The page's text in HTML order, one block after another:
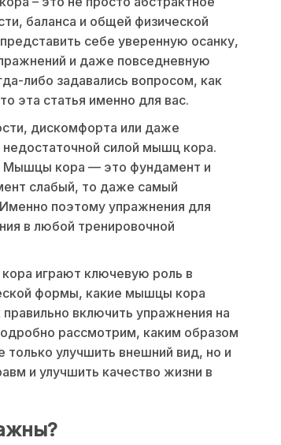
баланса и общей физической
себе уверенную осанку,
и даже повседневную
либо задавались вопросом, как
эта статья именно для вас.
дискомфорта или даже
силой мышц кора.
Мышцы кора — это фундамент и
слабый, то даже самый
поэтому упражнения для
в любой тренировочной
играют ключевую роль в
формы, какие мышцы кора
включить упражнения на
рассмотрим, каким образом
только улучшить внешний вид, но и
и улучшить качество жизни в